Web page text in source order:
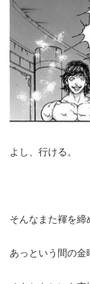
よし、行ける。
そんなまた褌を締
あっという間の金